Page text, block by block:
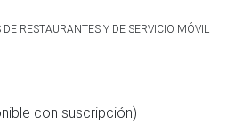
DE RESTAURANTES Y DE SERVICIO MÓVIL
con suscripción)